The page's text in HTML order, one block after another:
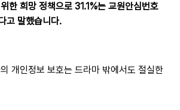
한 희망 정책으로 31.1%는 교원안심번호
고 말했습니다.
개인정보 보호는 드라마 밖에서도 절실한